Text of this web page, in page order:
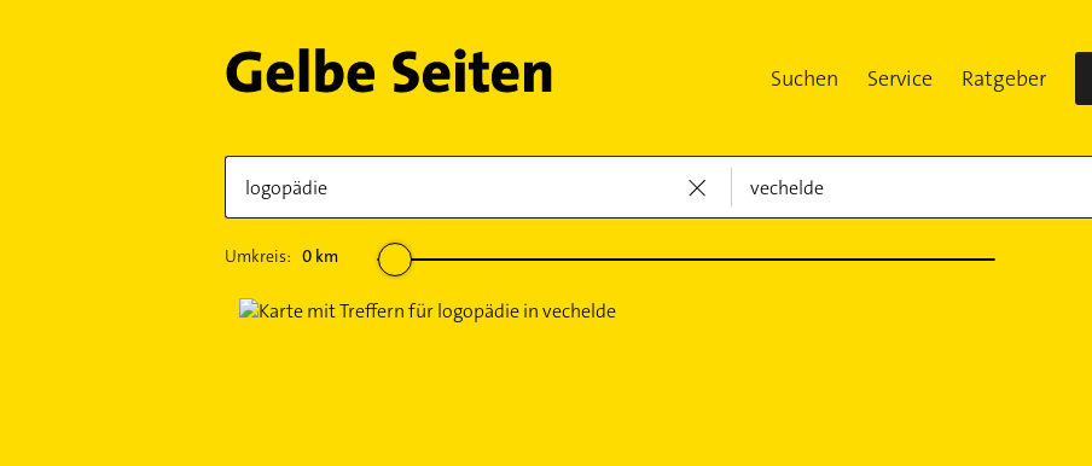
Suchen Service Ratgeber
Umkreis: 0km